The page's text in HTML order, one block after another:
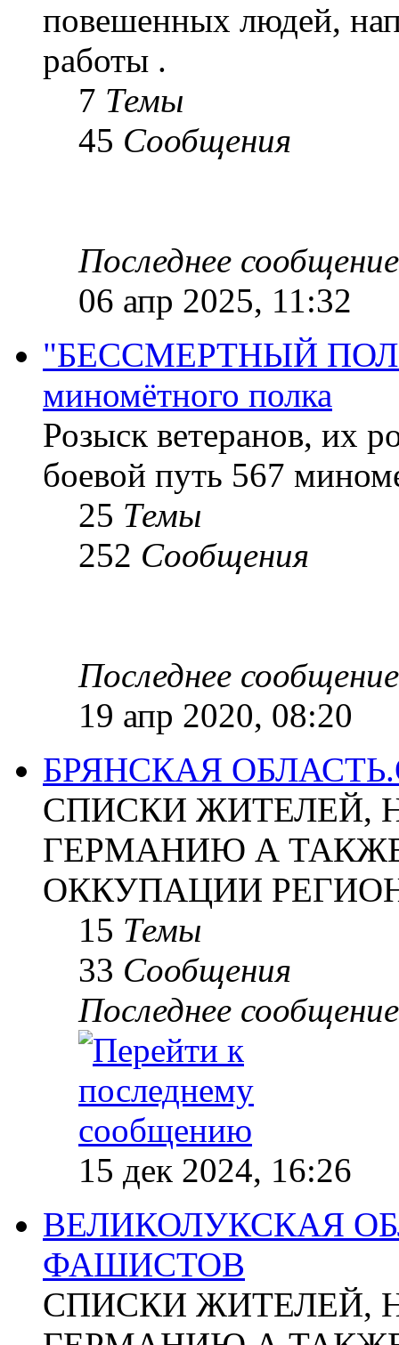
повешенных людей,
работы .
7 Темы
45 Сообщения
Последнее сообщение
06 апр 2025, 11:32
"БЕССМЕРТНЫЙ ПОЛК
миномётного полка
Розыск ветеранов, их
боевой путь 567
25 Темы
252 Сообщения
Последнее сообщение
19 апр 2020, 08:20
БРЯНСКАЯ
СПИСКИ ЖИТЕЛЕЙ,
ГЕРМАНИЮ А
ОККУПАЦИИ
15 Темы
33 Сообщения
Последнее сообщение
15 дек 2024, 16:26
ВЕЛИКОЛУКСКАЯ
ФАШИСТОВ
СПИСКИ ЖИТЕЛЕЙ,